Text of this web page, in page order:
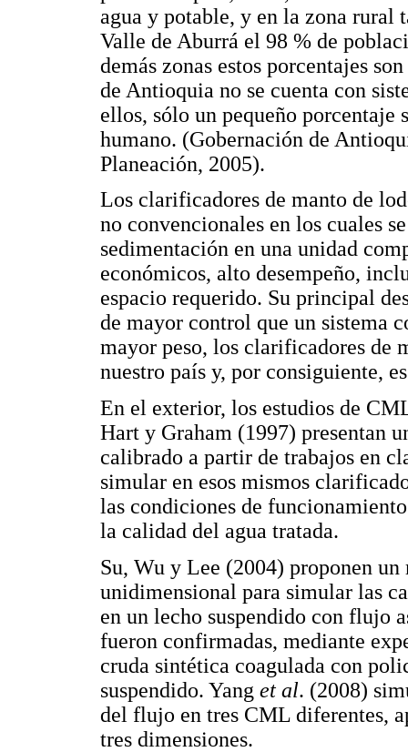
agua y potable, y en la zona rural
Valle de Aburrá el 98 % de
demás zonas estos porcentajes
de Antioquia no se cuenta con
ellos, sólo un pequeño porcentaje
humano. (Gobernación de
Planeación, 2005).
Los clarificadores de manto de
no convencionales en los cuales
sedimentación en una unidad
económicos, alto desempeño,
espacio requerido. Su principal
de mayor control que un sistema
mayor peso, los clarificadores de
nuestro país y, por consiguiente,
En el exterior, los estudios de
Hart y Graham (1997) presentan
calibrado a partir de trabajos en
simular en esos mismos
las condiciones de
la calidad del agua tratada.
Su, Wu y Lee (2004) proponen un
unidimensional para simular las
en un lecho suspendido con flujo
fueron confirmadas, mediante
cruda sintética coagulada con
suspendido. Yang et al. (2008)
del flujo en tres CML diferentes,
tres dimensiones.